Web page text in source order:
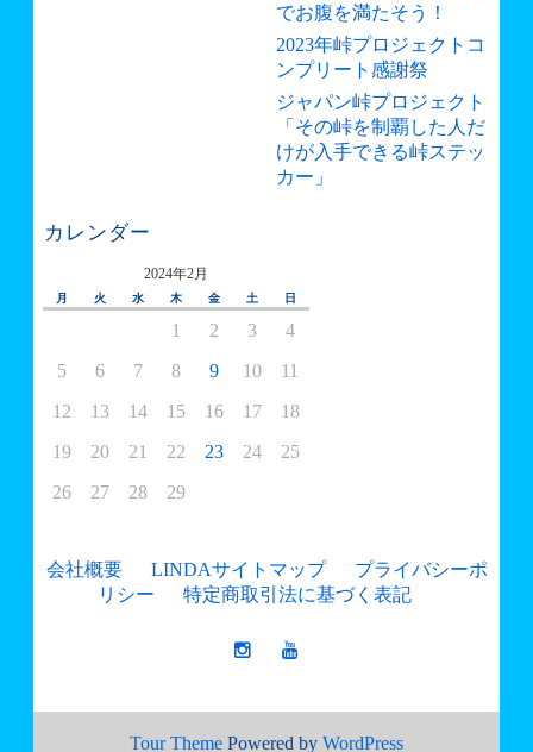
でお腹を満たそう！
2023年峠プロジェクトコ
ンプリート感謝祭
ジャパン峠プロジェクト
「その峠を制覇した人だ
けが入手できる峠ステッ
カー」
カレンダー
2024年2月
月 火 水 木 金 土 日
1 2 3
4
5
6 7 8 9 10
11
12
13 14 15 16 17
18
19
20 21 22 23 24
25
26
27 28 29
会社概要 LINDAサイトマップ
プライバシーポ
リシー
特定商取引法に基づく表記
Tour Theme Powered by WordPress